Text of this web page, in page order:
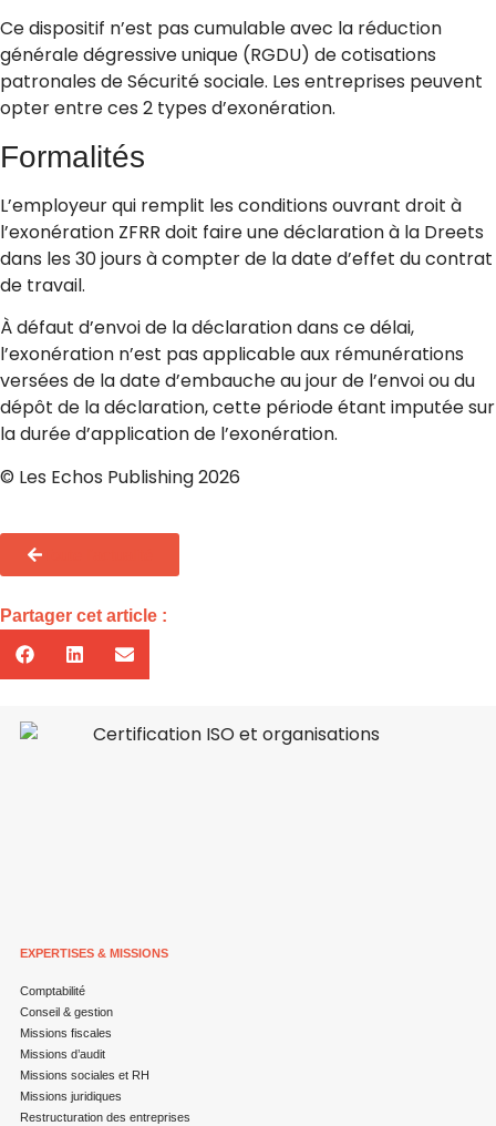
Ce dispositif n’est pas cumulable avec la réduction
générale dégressive unique (RGDU) de cotisations
patronales de Sécurité sociale. Les entreprises peuvent
opter entre ces 2 types d’exonération.
Formalités
L’employeur qui remplit les conditions ouvrant droit à
l’exonération ZFRR doit faire une déclaration à la Dreets
dans les 30 jours à compter de la date d’effet du contrat
de travail.
À défaut d’envoi de la déclaration dans ce délai,
l’exonération n’est pas applicable aux rémunérations
versées de la date d’embauche au jour de l’envoi ou du
dépôt de la déclaration, cette période étant imputée sur
la durée d’application de l’exonération.
© Les Echos Publishing 2026
Partager cet article :
EXPERTISES & MISSIONS
Comptabilité
Conseil & gestion
Missions fiscales
Missions d’audit
Missions sociales et RH
Missions juridiques
Restructuration des entreprises